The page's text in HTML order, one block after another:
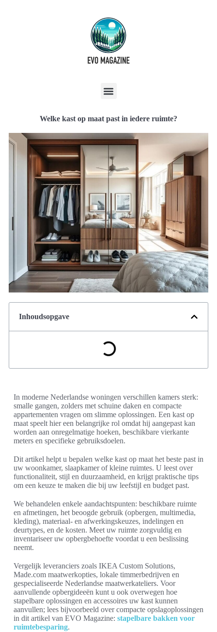
Welke kast op maat past in iedere ruimte?
Inhoudsopgave
In moderne Nederlandse woningen verschillen kamers sterk:
smalle gangen, zolders met schuine daken en compacte
appartementen vragen om slimme oplossingen. Een kast op
maat speelt hier een belangrijke rol omdat hij aangepast kan
worden aan onregelmatige hoeken, beschikbare vierkante
meters en specifieke gebruiksdoelen.
Dit artikel helpt u bepalen welke kast op maat het beste past in
uw woonkamer, slaapkamer of kleine ruimtes. U leest over
functionaliteit, stijl en duurzaamheid, en krijgt praktische tips
om een keuze te maken die bij uw leefstijl en budget past.
We behandelen enkele aandachtspunten: beschikbare ruimte
en afmetingen, het beoogde gebruik (opbergen, multimedia,
kleding), materiaal- en afwerkingskeuzes, indelingen en
deurtypes, en de kosten. Meet uw ruimte zorgvuldig en
inventariseer uw opbergbehoefte voordat u een beslissing
neemt.
Vergelijk leveranciers zoals IKEA Custom Solutions,
Made.com maatwerkopties, lokale timmerbedrijven en
gespecialiseerde Nederlandse maatwerkateliers. Voor
aanvullende opbergideeën kunt u ook overwegen hoe
stapelbare oplossingen en accessoires uw kast kunnen
aanvullen; lees bijvoorbeeld over compacte opslagoplossingen
in dit artikel van EVO Magazine: stapelbare bakken voor
ruimtebesparing.